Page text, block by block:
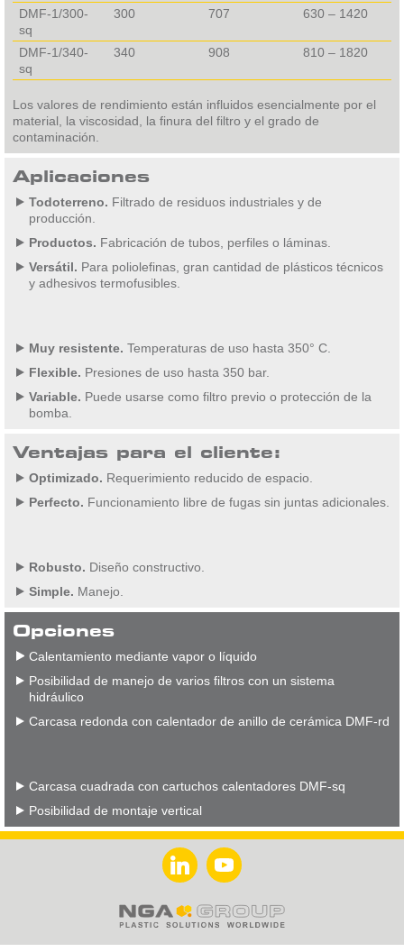
DMF-1/300-
sq
300 707 630 – 1420
DMF-1/340-
sq
340 908 810 – 1820
Los valores de rendimiento están influidos esencialmente por el
material, la viscosidad, la finura del filtro y el grado de
contaminación.
Aplicaciones
Todoterreno. Filtrado de residuos industriales y de
producción.
Productos. Fabricación de tubos, perfiles o láminas.
Versátil. Para poliolefinas, gran cantidad de plásticos técnicos
y adhesivos termofusibles.
Muy resistente. Temperaturas de uso hasta 350° C.
Flexible. Presiones de uso hasta 350 bar.
Variable. Puede usarse como filtro previo o protección de la
bomba.
Ventajas para el cliente:
Optimizado. Requerimiento reducido de espacio.
Perfecto. Funcionamiento libre de fugas sin juntas adicionales.
Robusto. Diseño constructivo.
Simple. Manejo.
Opciones
Calentamiento mediante vapor o líquido
Posibilidad de manejo de varios filtros con un sistema
hidráulico
Carcasa redonda con calentador de anillo de cerámica DMF-rd
Carcasa cuadrada con cartuchos calentadores DMF-sq
Posibilidad de montaje vertical